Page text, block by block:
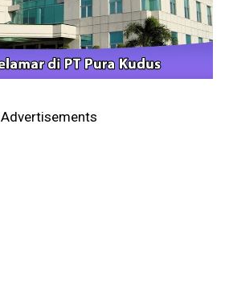
Advertisements